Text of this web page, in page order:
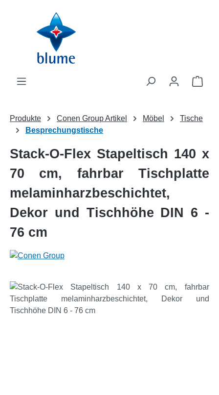
Zum Hauptinhalt springen
Produkte Conen Group Artikel Möbel
Tische
Besprechungstische
Stack-O-Flex Stapeltisch 140 x
70 cm, fahrbar Tischplatte
melaminharzbeschichtet,
Dekor und Tischhöhe DIN 6 -
76 cm
Bildergalerie überspringen